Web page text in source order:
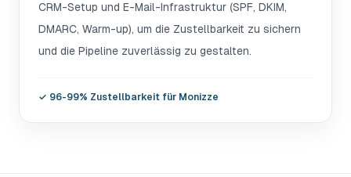
CRM-Setup und E-Mail-Infrastruktur (SPF, DKIM,
DMARC, Warm-up), um die Zustellbarkeit zu sichern
und die Pipeline zuverlässig zu gestalten.
✓ 96-99% Zustellbarkeit für Monizze